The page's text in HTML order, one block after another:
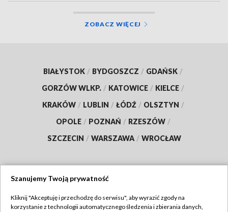
ZOBACZ WIĘCEJ
BIAŁYSTOK / BYDGOSZCZ / GDAŃSK /
GORZÓW WLKP. / KATOWICE / KIELCE /
KRAKÓW / LUBLIN / ŁÓDŹ / OLSZTYN /
OPOLE / POZNAŃ / RZESZÓW /
SZCZECIN / WARSZAWA / WROCŁAW
TVP
Szanujemy Twoją prywatność
Kliknij "Akceptuję i przechodzę do serwisu", aby wyrazić zgody na
korzystanie z technologii automatycznego śledzenia i zbierania danych,